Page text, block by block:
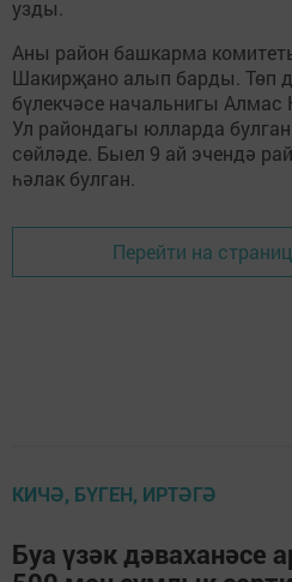
узды.
Аны район башкарма
Шакирҗано алып барды. Төп
бүлекчәсе начальнигы
Ул райондагы юлларда
сөйләде. Быел 9 ай эчендә
һәлак булган.
Перейти на
КИЧӘ, БҮГЕН, ИРТӘГӘ
Буа үзәк